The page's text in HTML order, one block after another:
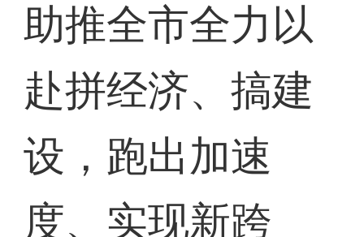
助推全市全力以
赴拼经济、搞建
设，跑出加速
度、实现新跨